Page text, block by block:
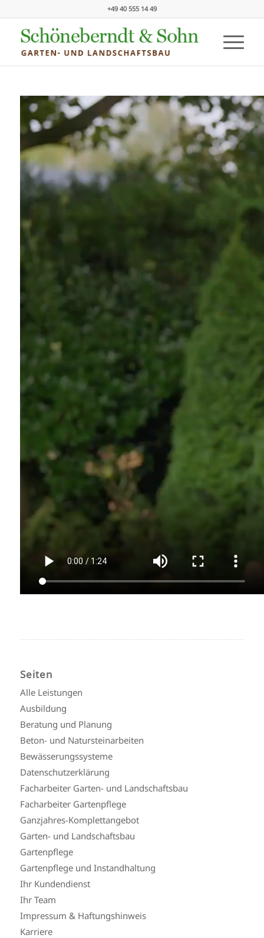
+49 40 555 14 49
Seiten
Alle Leistungen
Ausbildung
Beratung und Planung
Beton- und Natursteinarbeiten
Bewässerungssysteme
Datenschutzerklärung
Facharbeiter Garten- und Landschaftsbau
Facharbeiter Gartenpflege
Ganzjahres-Komplettangebot
Garten- und Landschaftsbau
Gartenpflege
Gartenpflege und Instandhaltung
Ihr Kundendienst
Ihr Team
Impressum & Haftungshinweis
Karriere